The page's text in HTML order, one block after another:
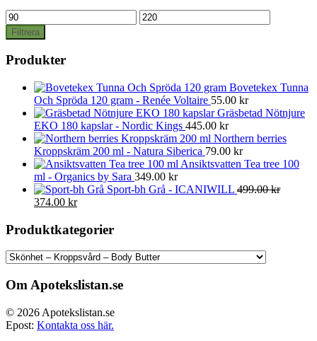
Min
pris
Max
pris
Filtrera
Produkter
Bovetekex Tunna
Och Spröda 120 gram - Renée Voltaire 55.00 kr
Gräsbetad Nötnjure
EKO 180 kapslar - Nordic Kings 445.00 kr
Northern berries
Kroppskräm 200 ml - Natura Siberica 79.00 kr
Ansiktsvatten Tea tree 100
ml - Organics by Sara 349.00 kr
Sport-bh Grå - ICANIWILL 499.00kr
Det
priset
499.00 kr.
374.00 krDet
priset
är:
374.00 kr.
Produktkategorier
Om Apotekslistan.se
© 2026 Apotekslistan.se
Epost: Kontakta oss här.